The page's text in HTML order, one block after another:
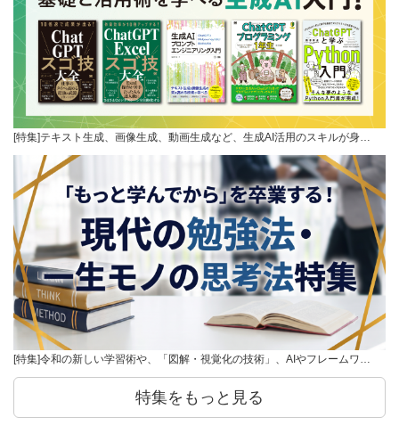
[特集]テキスト生成、画像生成、動画生成など、生成AI活用のスキルが身…
[特集]令和の新しい学習術や、「図解・視覚化の技術」、AIやフレームワ…
特集をもっと見る